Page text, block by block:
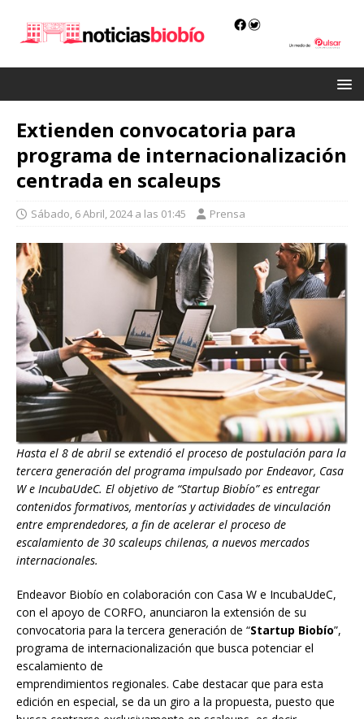
Extienden convocatoria para
programa de internacionalización
centrada en scaleups
Sábado, 6 Abril, 2024 a las 01:45 Prensa
Hasta el 8 de abril se extendió el proceso de postulación para la
tercera generación del programa impulsado por Endeavor, Casa
W e IncubaUdeC. El objetivo de “Startup Biobío” es entregar
contenidos formativos, mentorías y actividades de vinculación
entre emprendedores, a fin de acelerar el proceso de
escalamiento de 30 scaleups chilenas, a nuevos mercados
internacionales.
Endeavor Biobío en colaboración con Casa W e IncubaUdeC,
con el apoyo de CORFO, anunciaron la extensión de su
convocatoria para la tercera generación de “Startup Biobío”,
programa de internacionalización que busca potenciar el
escalamiento de
emprendimientos regionales. Cabe destacar que para esta
edición en especial, se da un giro a la propuesta, puesto que